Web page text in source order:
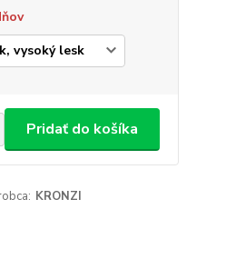
Pridať do košíka
KRONZI